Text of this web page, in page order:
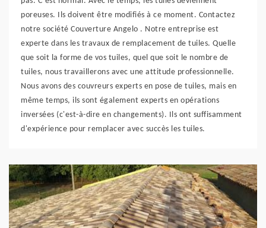
poreuses. Ils doivent être modifiés à ce moment. Contactez
notre société Couverture Angelo . Notre entreprise est
experte dans les travaux de remplacement de tuiles. Quelle
que soit la forme de vos tuiles, quel que soit le nombre de
tuiles, nous travaillerons avec une attitude professionnelle.
Nous avons des couvreurs experts en pose de tuiles, mais en
même temps, ils sont également experts en opérations
inversées (c'est-à-dire en changements). Ils ont suffisamment
d'expérience pour remplacer avec succès les tuiles.